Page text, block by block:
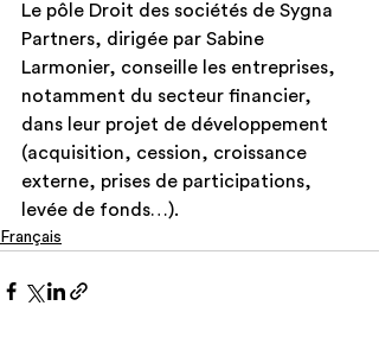
Le pôle Droit des sociétés de Sygna
Partners, dirigée par Sabine
Larmonier, conseille les entreprises,
notamment du secteur financier,
dans leur projet de développement
(acquisition, cession, croissance
externe, prises de participations,
levée de fonds…).
Français